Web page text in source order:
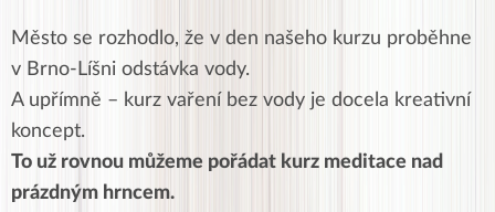
Město se rozhodlo, že v den našeho kurzu proběhne
v Brno-Líšni odstávka vody.
A upřímně – kurz vaření bez vody je docela kreativní
koncept.
To už rovnou můžeme pořádat kurz meditace nad
prázdným hrncem.